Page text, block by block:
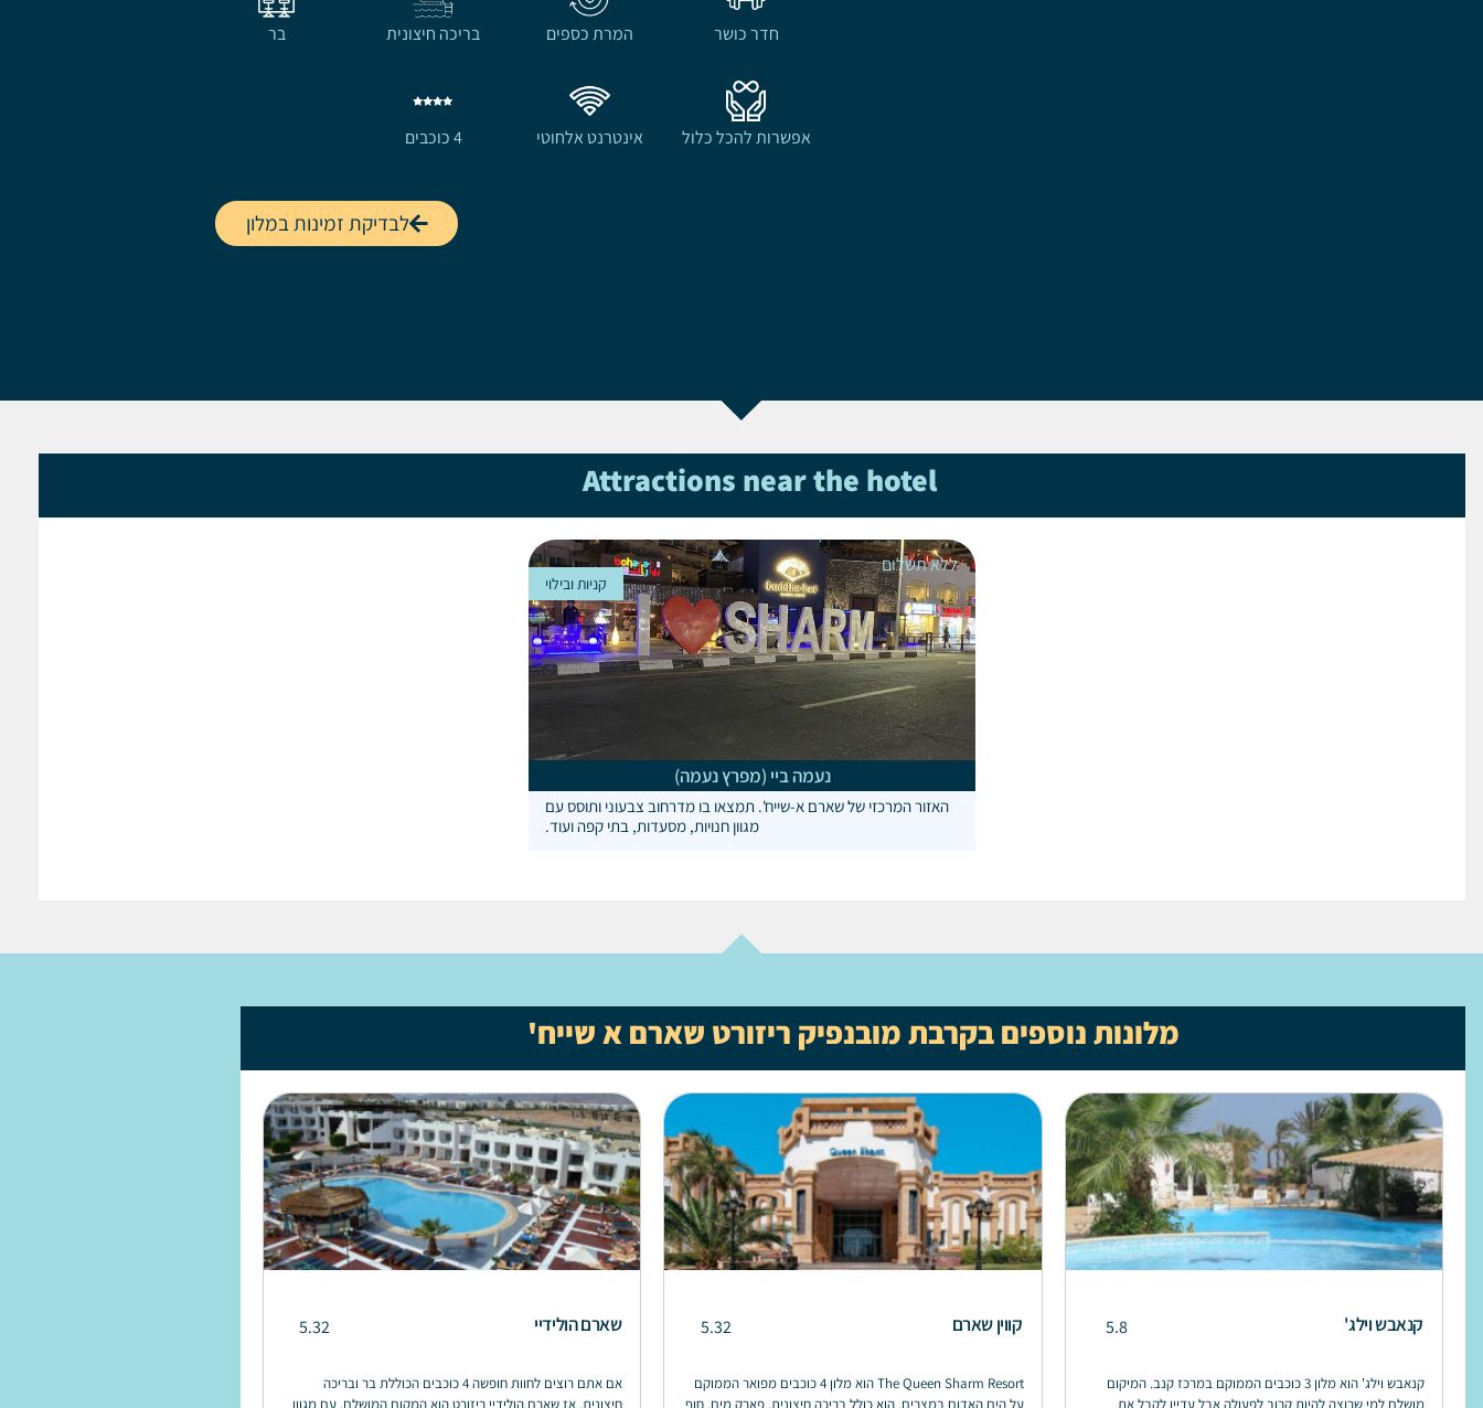
חדר כושר המרת כספים בריכה חיצונית בר
אפשרות להכל כלול אינטרנט אלחוטי 4 כוכבים
לבדיקת זמינות במלון
Attractions near the hotel
ללא תשלום
נעמה ביי (מפרץ נעמה)
האזור המרכזי של שארם א-שייח'. תמצאו בו מדרחוב צבעוני ותוסס עם
מגוון חנויות, מסעדות, בתי קפה ועוד.
קניות ובילוי
מלונות נוספים בקרבת מובנפיק ריזורט שארם א שייח'
קנאבש וילג' 5.8
קנאבש וילג' הוא מלון 3 כוכבים הממוקם במרכז קנב. המיקום
מושלם למי שרוצה להיות קרוב לפעולה אבל עדיין לקבל את
קווין שארם 5.32
The Queen Sharm Resort הוא מלון 4 כוכבים מפואר הממוקם
על הים האדום במצרים. הוא כולל בריכה חיצונית, פארק מים, חוף
שארם הולידיי 5.32
אם אתם רוצים לחוות חופשה 4 כוכבים הכוללת בר ובריכה
חיצונית, אז שארם הולידיי ריזורט הוא המקום המושלם. עם מגוון